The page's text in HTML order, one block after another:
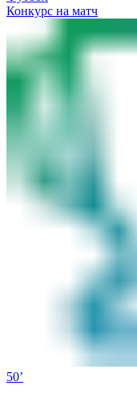
Конкурс на матч
50’